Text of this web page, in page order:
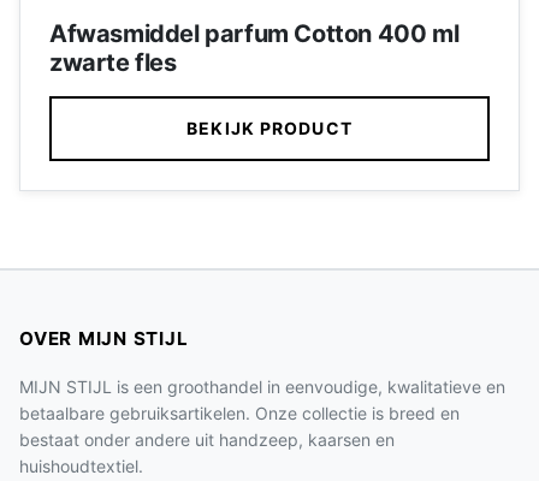
Afwasmiddel parfum Cotton 400 ml
zwarte fles
BEKIJK PRODUCT
OVER MIJN STIJL
MIJN STIJL is een groothandel in eenvoudige, kwalitatieve en
betaalbare gebruiksartikelen. Onze collectie is breed en
bestaat onder andere uit handzeep, kaarsen en
huishoudtextiel.